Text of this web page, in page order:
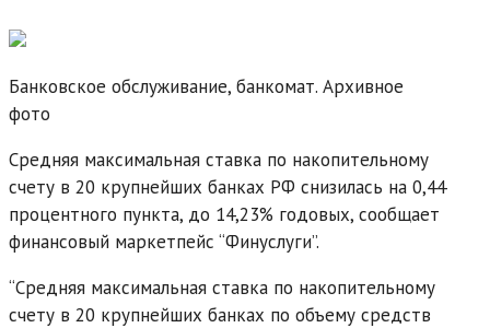
Банковское обслуживание, банкомат. Архивное
фото
Средняя максимальная ставка по накопительному
счету в 20 крупнейших банках РФ снизилась на 0,44
процентного пункта, до 14,23% годовых, сообщает
финансовый маркетпейс “Финуслуги”.
“Средняя максимальная ставка по накопительному
счету в 20 крупнейших банках по объему средств